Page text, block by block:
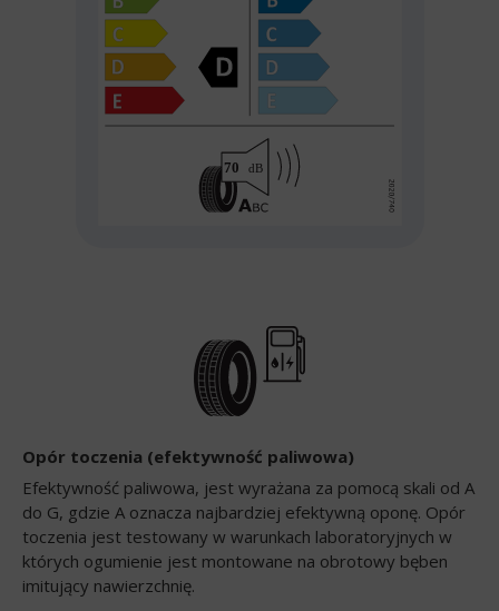
Opór toczenia (efektywność paliwowa)
Efektywność paliwowa, jest wyrażana za pomocą skali od A
do G, gdzie A oznacza najbardziej efektywną oponę. Opór
toczenia jest testowany w warunkach laboratoryjnych w
których ogumienie jest montowane na obrotowy bęben
imitujący nawierzchnię.